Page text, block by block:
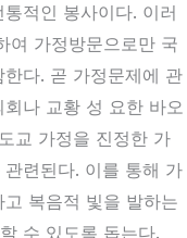
적인 봉사이다. 이러
여 가정방문으로만 국
다. 곧 가정문제에 관
나 교황 성 요한 바오
교 가정을 진정한 가
련된다. 이를 통해 가
복음적 빛을 발하는
수 있도록 돕는다.